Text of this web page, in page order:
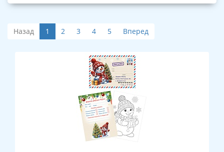
Назад 1 2 3 4 5 Вперед